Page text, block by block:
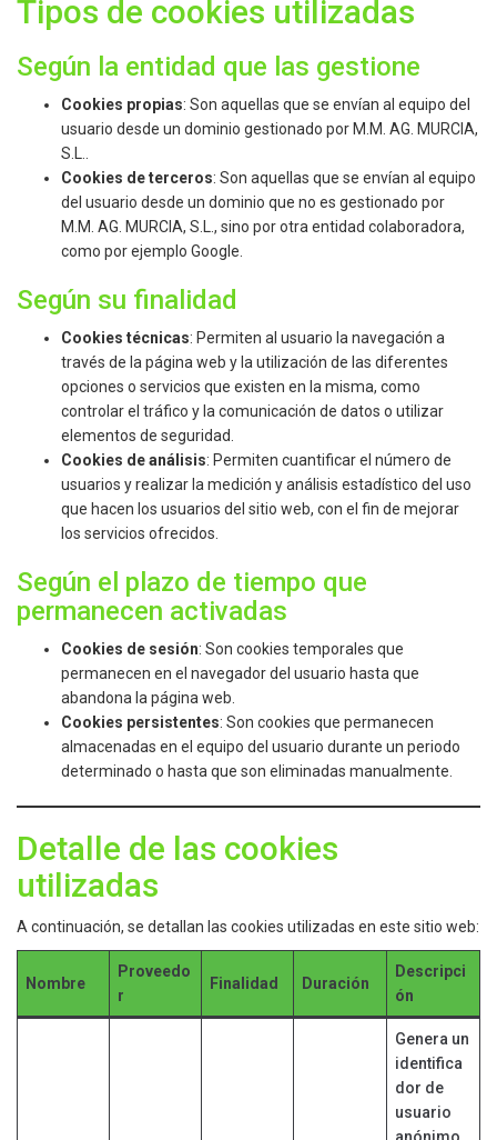
Tipos de cookies utilizadas
Según la entidad que las gestione
Cookies propias: Son aquellas que se envían al equipo del
usuario desde un dominio gestionado por M.M. AG. MURCIA,
S.L..
Cookies de terceros: Son aquellas que se envían al equipo
del usuario desde un dominio que no es gestionado por
M.M. AG. MURCIA, S.L., sino por otra entidad colaboradora,
como por ejemplo Google.
Según su finalidad
Cookies técnicas: Permiten al usuario la navegación a
través de la página web y la utilización de las diferentes
opciones o servicios que existen en la misma, como
controlar el tráfico y la comunicación de datos o utilizar
elementos de seguridad.
Cookies de análisis: Permiten cuantificar el número de
usuarios y realizar la medición y análisis estadístico del uso
que hacen los usuarios del sitio web, con el fin de mejorar
los servicios ofrecidos.
Según el plazo de tiempo que
permanecen activadas
Cookies de sesión: Son cookies temporales que
permanecen en el navegador del usuario hasta que
abandona la página web.
Cookies persistentes: Son cookies que permanecen
almacenadas en el equipo del usuario durante un periodo
determinado o hasta que son eliminadas manualmente.
Detalle de las cookies
utilizadas
A continuación, se detallan las cookies utilizadas en este sitio web:
Nombre
Proveedo
r
Finalidad Duración
Descripci
ón
Genera un
identifica
dor de
usuario